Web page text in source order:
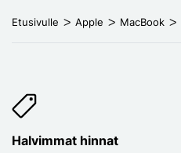
Etusivulle Apple MacBook
Halvimmat hinnat